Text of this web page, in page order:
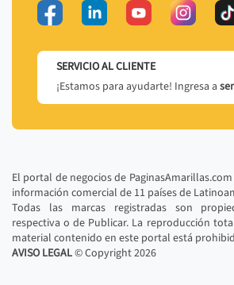
SERVICIO AL CLIENTE
¡Estamos para ayudarte! Ingresa a
El portal de negocios de
información comercial de 11 países de
Todas las marcas registradas son
respectiva o de Publicar. La reproducción
material contenido en este portal está
AVISO LEGAL© Copyright2026